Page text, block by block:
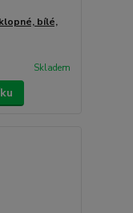
bílé,
Skladem